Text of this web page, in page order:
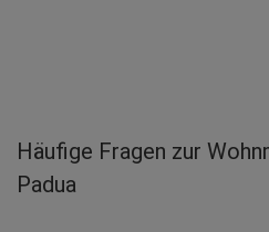
Häufige Fragen zur
Padua